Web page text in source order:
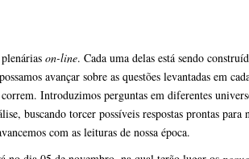
plenáriason-line. Cada uma delas está sendo
avançar sobre as questões levantadas em
Introduzimos perguntas em diferentes
buscando torcer possíveis respostas prontas para
com as leituras de nossa época.